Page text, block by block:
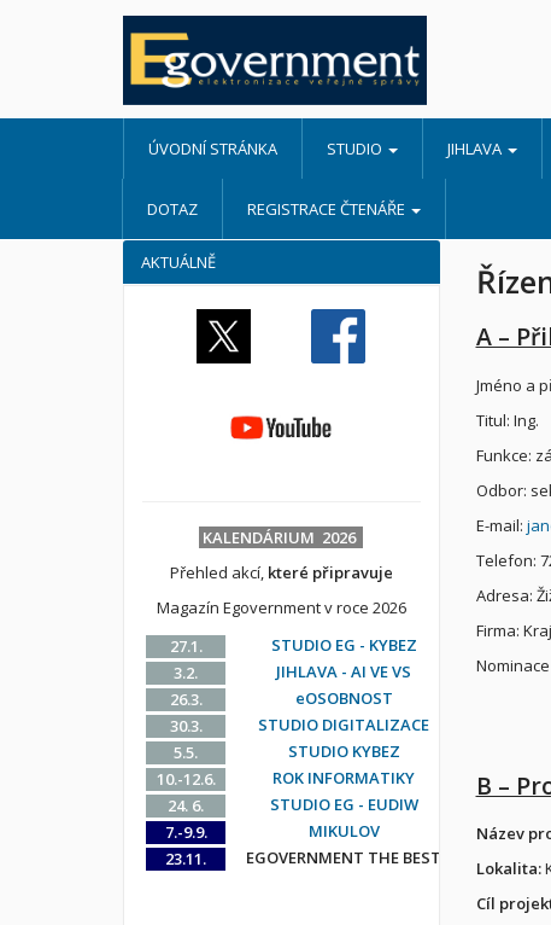
ÚVODNÍ STRÁNKA STUDIO JIHLAVA
DOTAZ REGISTRACE ČTENÁŘE
A –
Jméno a
Titul: Ing.
Funkce:
Odbor:
E-mail:
Telefon:
Adresa:
Firma:
B –
Název
Lokalita:
Cíl
AKTUÁLNĚ
KALENDÁRIUM 2026
Přehled akcí, které připravuje
Magazín Egovernment v roce 2026
27.1.
STUDIO EG - KYBEZ
3.2.
JIHLAVA - AI VE VS
26.3.
eOSOBNOST
30.3.
STUDIO DIGITALIZACE
5.5.
STUDIO KYBEZ
10.-12.6.
ROK INFORMATIKY
24. 6.
STUDIO EG - EUDIW
7.-9.9.
MIKULOV
23.11.
EGOVERNMENT THE BEST